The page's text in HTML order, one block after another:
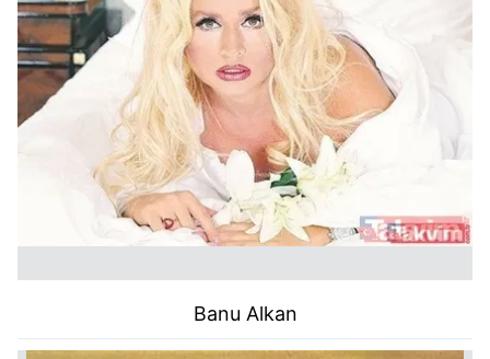
Banu Alkan